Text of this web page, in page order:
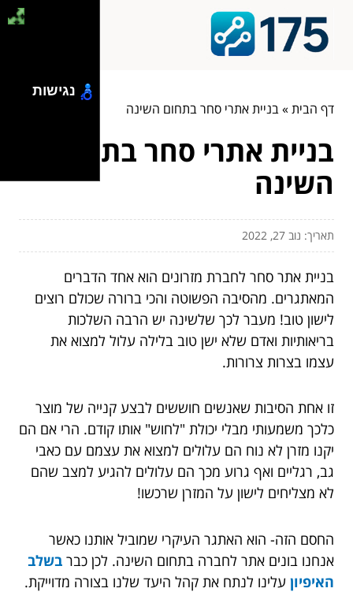
דף הבית»בניית אתרי סחר בתחום השינה
בניית אתרי סחר בתחום
השינה
תאריך: נוב 27, 2022
בניית אתר סחר לחברת מזרונים הוא אחד הדברים
המאתגרים. מהסיבה הפשוטה והכי ברורה שכולם רוצים
לישון טוב! מעבר לכך שלשינה יש הרבה השלכות
בריאותיות ואדם שלא ישן טוב בלילה עלול למצוא את
עצמו בצרות צרורות.
זו אחת הסיבות שאנשים חוששים לבצע קנייה של מוצר
כלכך משמעותי מבלי יכולת "לחוש" אותו קודם. הרי אם הם
יקנו מזרן לא נוח הם עלולים למצוא את עצמם עם כאבי
גב, רגליים ואף גרוע מכך הם עלולים להגיע למצב שהם
לא מצליחים לישון על המזרן שרכשו!
החסם הזה- הוא האתגר העיקרי שמוביל אותנו כאשר
אנחנו בונים אתר לחברה בתחום השינה. לכן כבר בשלב
האיפיון עלינו לנתח את קהל היעד שלנו בצורה מדוייקת.
נגישות